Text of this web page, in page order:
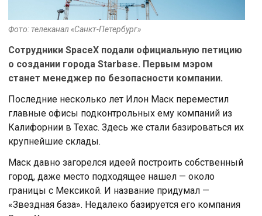
Фото: телеканал «Санкт-Петербург»
Сотрудники SpaceX подали официальную петицию
о создании города Starbase. Первым мэром
станет менеджер по безопасности компании.
Последние несколько лет Илон Маск переместил
главные офисы подконтрольных ему компаний из
Калифорнии в Техас. Здесь же стали базироваться их
крупнейшие склады.
Маск давно загорелся идеей построить собственный
город, даже место подходящее нашел — около
границы с Мексикой. И название придумал —
«Звездная база». Недалеко базируется его компания